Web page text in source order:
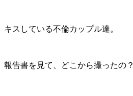
キスしている不倫カップル達。
報告書を見て、どこから撮ったの？